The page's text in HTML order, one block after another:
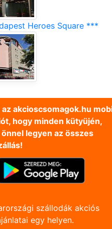
Heroes Square ***
akcioscsomagok.hu
hogy minden kütyüjén,
legyen az összes
szállodák akciós
egy helyen.